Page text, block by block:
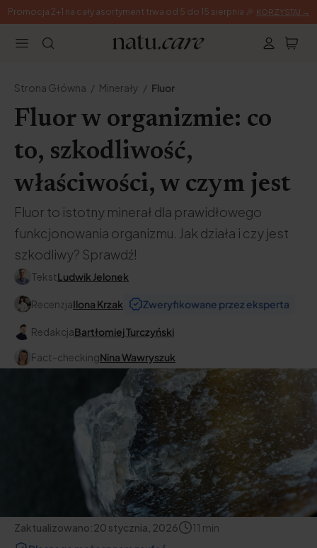
Promocja 2+1 na cały asortyment trwa od 5 do 15 sierpnia 🎉 KORZYSTAJ →
Strona Główna Minerały Fluor
Fluor w organizmie: co
to, szkodliwość,
właściwości, w czym jest
Fluor to istotny minerał dla prawidłowego
funkcjonowania organizmu. Jak działa i czy jest
szkodliwy? Sprawdź!
TekstLudwik Jelonek
RecenzjaIlona Krzak Zweryfikowane przez eksperta
RedakcjaBartłomiej Turczyński
Fact-checkingNina Wawryszuk
Zaktualizowano:20 stycznia, 2026 11 min